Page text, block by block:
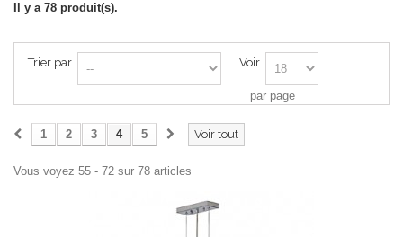
Il y a 78 produit(s).
Trier par Voir
par page
Voir tout
1 2 3 4 5
Vous voyez 55 - 72 sur 78 articles